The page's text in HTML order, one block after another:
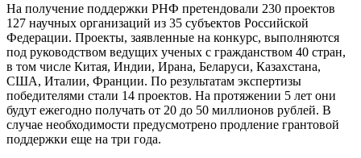
На получение поддержки РНФ претендовали 230 проектов
127 научных организаций из 35 субъектов Российской
Федерации. Проекты, заявленные на конкурс, выполняются
под руководством ведущих ученых с гражданством 40 стран,
в том числе Китая, Индии, Ирана, Беларуси, Казахстана,
США, Италии, Франции. По результатам экспертизы
победителями стали 14 проектов. На протяжении 5 лет они
будут ежегодно получать от 20 до 50 миллионов рублей. В
случае необходимости предусмотрено продление грантовой
поддержки еще на три года.